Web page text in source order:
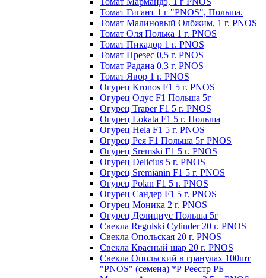
Томат Гигант 1 г "PNOS", Польша.
Томат Малиновый Олбжим, 1 г. PNOS
Томат Оля Полька 1 г. PNOS
Томат Пикадор 1 г. PNOS
Томат Презес 0,5 г. PNOS
Toмaт Рaдaнa 0,3 г. PNOS
Томат Явор 1 г. PNOS
Огурец Kronos F1 5 г. PNOS
Огурец Одус F1 Польша 5г
Огурец Traper F1 5 г. PNOS
Огурец Lokata F1 5 г. Польша
Огурец Hela F1 5 г. PNOS
Огурец Рея F1 Польша 5г PNOS
Огурец Sremski F1 5 г. PNOS
Огурец Delicius 5 г. PNOS
Огурец Sremianin F1 5 г. PNOS
Огурец Polan F1 5 г. PNOS
Огурец Сандер F1 5 г. PNOS
Огурец Моника 2 г. PNOS
Огурец Делициус Польша 5г
Свекла Regulski Cylinder 20 г. PNOS
Свекла Опольская 20 г. PNOS
Свекла Красный шар 20 г. PNOS
Свекла Опольский в гранулах 100шт
"PNOS" (семена) *Р Реестр РБ